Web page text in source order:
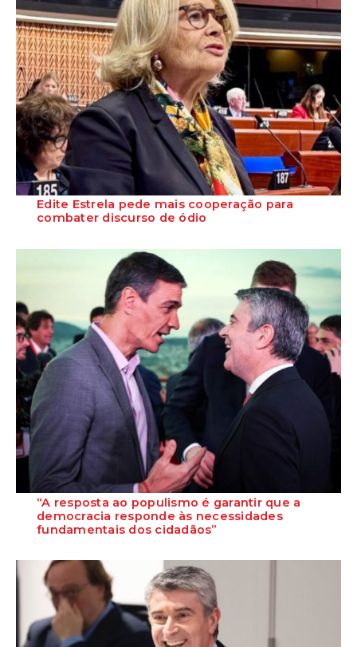
Edite Estrela pede mais cooperação para
combater discurso de ódio
cooperação mais forte entre os Estad...
“A resposta ao populismo é garantir que a
democracia responde às necessidades
fundamentais dos cidadãos”
líderes mundiais progressis...